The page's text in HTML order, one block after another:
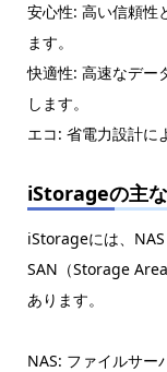
安心性: 高い信頼性
ます。
快適性: 高速なデー
します。
エコ: 省電力設計に
iStorageの主
iStorageには、
SAN（Storage
あります。
NAS: ファイルサー